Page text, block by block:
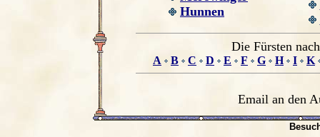
Hunnen
Die Fürsten
A B C D E F G H I K
Email an den